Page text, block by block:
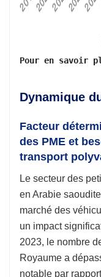
Pour en savoir
Dynamique
Facteur
des PME et
transport
Le secteur des
en Arabie
marché des
un impact
2023, le nombre
Royaume a
notable par